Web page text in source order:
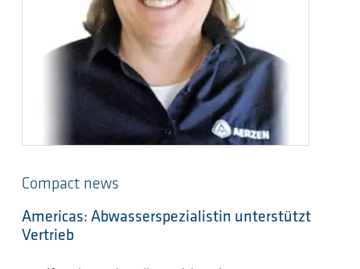
Compact news
Americas: Abwasserspezialistin unterstützt
Vertrieb